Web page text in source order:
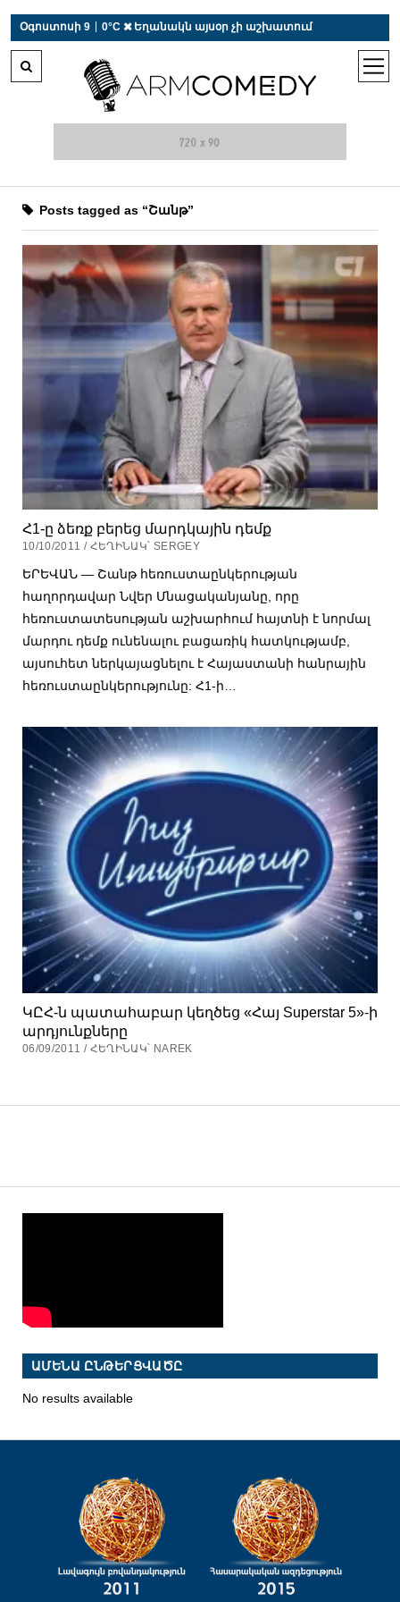
Օգոստոսի 9 0°C  Եղանակն այսօր չի աշխատում
open
Posts tagged as “Շանթ”
Հ1-ը ձեռք բերեց մարդկային դեմք
10/10/2011 / ՀԵՂԻՆԱԿ՝ SERGEY
ԵՐԵՎԱՆ — Շանթ հեռուստաընկերության
հաղորդավար Նվեր Մնացականյանը, որը
հեռուստատեսության աշխարհում հայտնի է նորմալ
մարդու դեմք ունենալու բացառիկ հատկությամբ,
այսուհետ ներկայացնելու է Հայաստանի հանրային
հեռուստաընկերությունը: Հ1-ի…
ԿԸՀ-ն պատահաբար կեղծեց «Հայ Superstar 5»-ի
արդյունքները
06/09/2011 / ՀԵՂԻՆԱԿ՝ NAREK
ԱՄԵՆԱ ԸՆԹԵՐՑՎԱԾԸ
No results available